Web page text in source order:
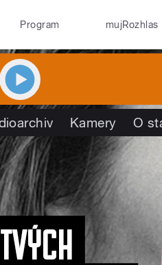
Program mujRozhlas
Kamery O